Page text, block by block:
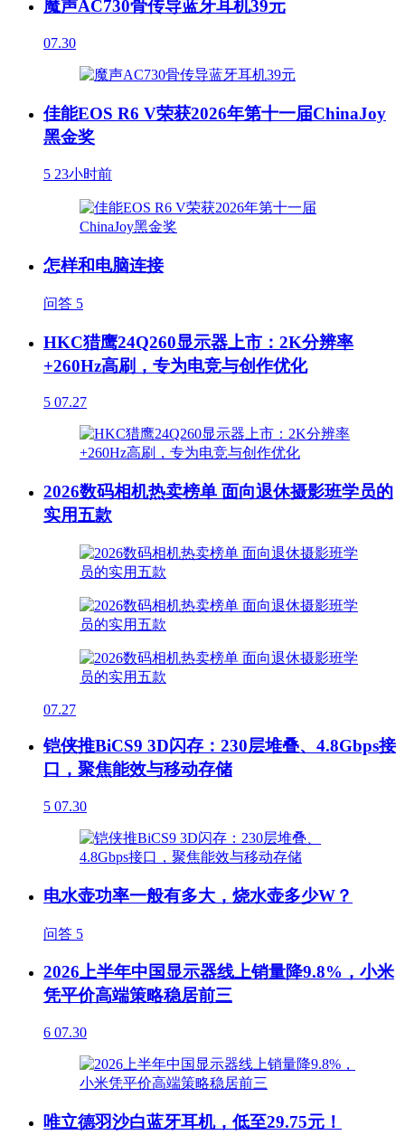
魔声AC730骨传导蓝牙耳机39元
07.30
佳能EOS R6 V荣获2026年第十一届ChinaJoy
黑金奖
5 23小时前
怎样和电脑连接
问答 5
HKC猎鹰24Q260显示器上市：2K分辨率
+260Hz高刷，专为电竞与创作优化
5 07.27
2026数码相机热卖榜单 面向退休摄影班学员的
实用五款
07.27
铠侠推BiCS9 3D闪存：230层堆叠、4.8Gbps接
口，聚焦能效与移动存储
5 07.30
电水壶功率一般有多大，烧水壶多少W？
问答 5
2026上半年中国显示器线上销量降9.8%，小米
凭平价高端策略稳居前三
6 07.30
唯立德羽沙白蓝牙耳机，低至29.75元！